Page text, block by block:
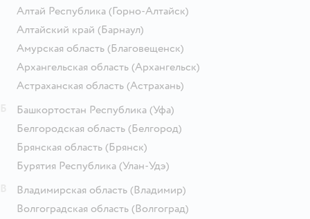
Алтай Республика (Горно-Алтайск)
Алтайский край (Барнаул)
Амурская область (Благовещенск)
Архангельская область (Архангельск)
Астраханская область (Астрахань)
Башкортостан Республика (Уфа)
Белгородская область (Белгород)
Брянская область (Брянск)
Бурятия Республика (Улан-Удэ)
Владимирская область (Владимир)
Волгоградская область (Волгоград)